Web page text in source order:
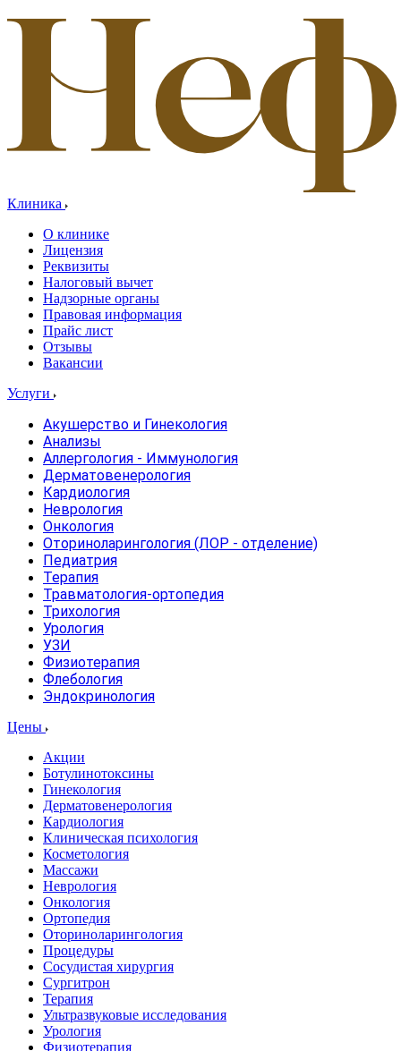
Клиника
О клинике
Лицензия
Реквизиты
Налоговый вычет
Надзорные органы
Правовая информация
Прайс лист
Отзывы
Вакансии
Услуги
Акушерство и Гинекология
Анализы
Аллергология - Иммунология
Дерматовенерология
Кардиология
Неврология
Онкология
Оториноларингология (ЛОР - отделение)
Педиатрия
Терапия
Травматология-ортопедия
Трихология
Урология
УЗИ
Физиотерапия
Флебология
Эндокринология
Цены
Акции
Ботулинотоксины
Гинекология
Дерматовенерология
Кардиология
Клиническая психология
Косметология
Массажи
Неврология
Онкология
Ортопедия
Оториноларингология
Процедуры
Сосудистая хирургия
Сургитрон
Терапия
Ультразвуковые исследования
Урология
Физиотерапия